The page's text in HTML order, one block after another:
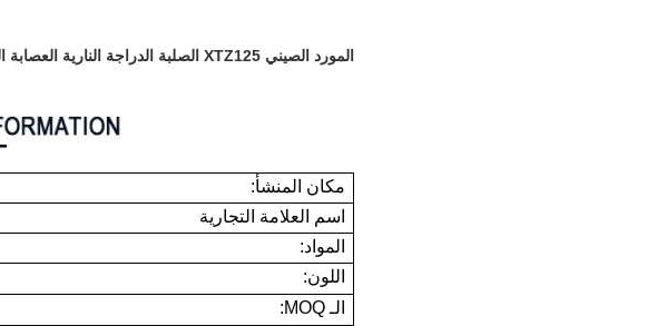
المورد الصيني XTZ125 الصلبة الدراجة النارية العصابة الذراع الدوار العصابة الذراع تجميع الجملة
مكان المنشأ:
اسم العلامة التجارية
المواد:
اللون:
الـ MOQ: